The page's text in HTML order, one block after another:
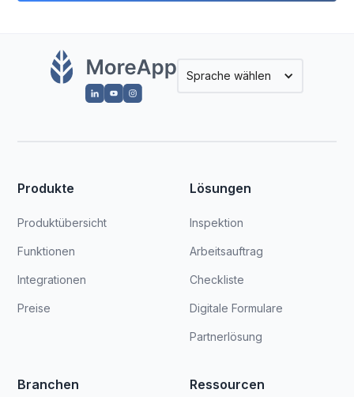
Sprache wählen
Produkte
Produktübersicht
Funktionen
Integrationen
Preise
Lösungen
Inspektion
Arbeitsauftrag
Checkliste
Digitale Formulare
Partnerlösung
Branchen Ressourcen